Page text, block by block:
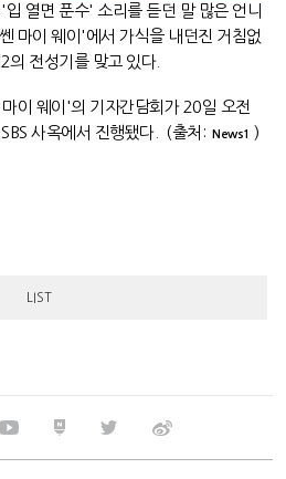
열면 푼수' 소리를 듣던 말 많은 언니
마이 웨이'에서 가식을 내던진 거침없
의 전성기를 맞고 있다.
이 웨이'의 기자간담회가 20일 오전
사옥에서 진행됐다.
(출처: News1 )
LIST